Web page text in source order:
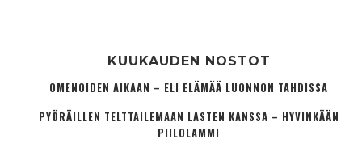
KUUKAUDEN NOSTOT
OMENOIDEN AIKAAN – ELI ELÄMÄÄ LUONNON TAHDISSA
PYÖRÄILLEN TELTTAILEMAAN LASTEN KANSSA – HYVINKÄÄN
PIILOLAMMI